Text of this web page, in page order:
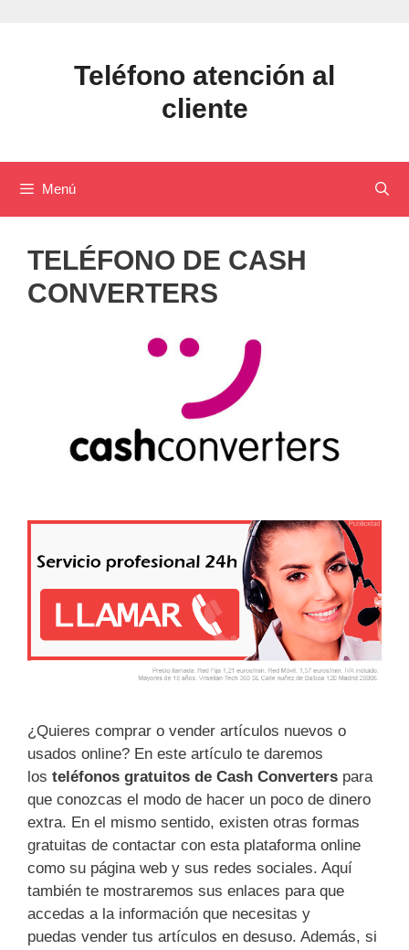
Teléfono atención al
cliente
Menú
TELÉFONO DE CASH
CONVERTERS
¿Quieres comprar o vender artículos nuevos o
usados online? En este artículo te daremos
los teléfonos gratuitos de Cash Converters para
que conozcas el modo de hacer un poco de dinero
extra. En el mismo sentido, existen otras formas
gratuitas de contactar con esta plataforma online
como su página web y sus redes sociales. Aquí
también te mostraremos sus enlaces para que
accedas a la información que necesitas y
puedas vender tus artículos en desuso. Además, si